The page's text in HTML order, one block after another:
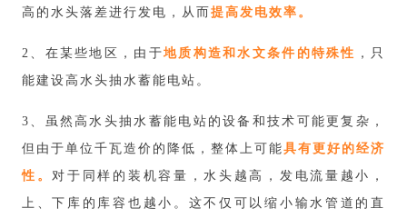
高的水头落差进行发电，从而提高发电效率。
2、在某些地区，由于地质构造和水文条件的特殊性 ，只
能建设高水头抽水蓄能电站。
3、虽然高水头抽水蓄能电站的设备和技术可能更复杂，
但由于单位千瓦造价的降低， 整体上可能具有更好的经济
性。 对于同样的装机容量，水头越高，发电流量越小，
上、下库的库容也越小。这不仅可以缩小输水管道的直